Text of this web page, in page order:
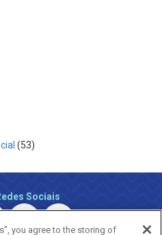
(53)
Sociais
you agree to the storing of